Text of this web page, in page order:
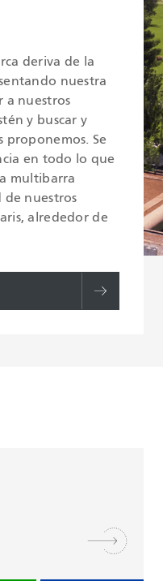
deriva de la
nuestra
a nuestros
y buscar y
proponemos. Se
en todo lo que
multibarra
de nuestros
alrededor de